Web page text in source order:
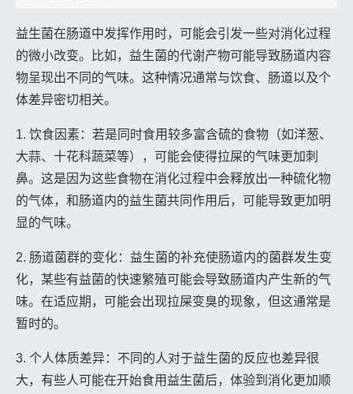
益生菌在肠道中发挥作用时，可能会引发一些对消化过程
的微小改变。比如，益生菌的代谢产物可能导致肠道内容
物呈现出不同的气味。这种情况通常与饮食、肠道以及个
体差异密切相关。
1. 饮食因素：若是同时食用较多富含硫的食物（如洋葱、
大蒜、十花科蔬菜等），可能会使得拉屎的气味更加刺
鼻。这是因为这些食物在消化过程中会释放出一种硫化物
的气体，和肠道内的益生菌共同作用后，可能导致更加明
显的气味。
2. 肠道菌群的变化：益生菌的补充使肠道内的菌群发生变
化，某些有益菌的快速繁殖可能会导致肠道内产生新的气
味。在适应期，可能会出现拉屎变臭的现象，但这通常是
暂时的。
3. 个人体质差异：不同的人对于益生菌的反应也差异很
大，有些人可能在开始食用益生菌后，体验到消化更加顺